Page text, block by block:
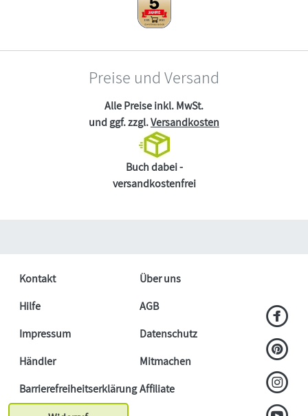
Preise und Versand
Alle Preise inkl. MwSt.
und ggf. zzgl.Versandkosten
Buch dabei -
versandkostenfrei
Kontakt
Über uns
Hilfe
AGB
Impressum
Datenschutz
Händler
Mitmachen
BarrierefreiheitserklärungAffiliate